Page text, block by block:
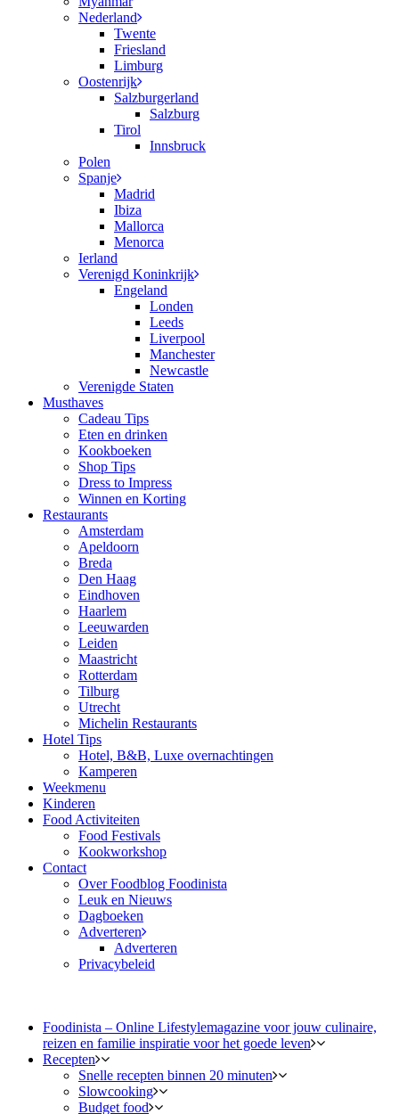
Nederland
Twente
Friesland
Limburg
Oostenrijk
Salzburgerland
Salzburg
Tirol
Innsbruck
Polen
Spanje
Madrid
Ibiza
Mallorca
Menorca
Ierland
Verenigd Koninkrijk
Engeland
Londen
Leeds
Liverpool
Manchester
Newcastle
Verenigde Staten
Musthaves
Cadeau Tips
Eten en drinken
Kookboeken
Shop Tips
Dress to Impress
Winnen en Korting
Restaurants
Amsterdam
Apeldoorn
Breda
Den Haag
Eindhoven
Haarlem
Leeuwarden
Leiden
Maastricht
Rotterdam
Tilburg
Utrecht
Michelin Restaurants
Hotel Tips
Hotel, B&B, Luxe overnachtingen
Kamperen
Weekmenu
Kinderen
Food Activiteiten
Food Festivals
Kookworkshop
Contact
Over Foodblog Foodinista
Leuk en Nieuws
Dagboeken
Adverteren
Adverteren
Privacybeleid
Foodinista – Online Lifestylemagazine voor jouw culinaire,
reizen en familie inspiratie voor het goede leven
Recepten
Snelle recepten binnen 20 minuten
Slowcooking
Budget food